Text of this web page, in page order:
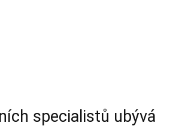
specialistů ubývá